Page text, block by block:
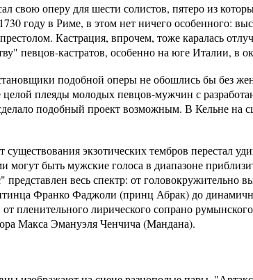
свою оперу для шести солистов, пятеро из
году в Риме, в этом нет ничего особенного:
Кастрация, впрочем, тоже каралась
певцов-кастратов, особенно на юге Италии, в
подобной оперы не обошлись бы без
целой плеяды молодых певцов-мужчин с
подобный проект возможным. В Кельне на
существования экзотических тембров перестал
могут быть мужские голоса в диапазоне
представлен весь спектр: от головокружительно
Франко Фаджоли (принц Абрак) до
пленительного лирического сопрано
Макса Эмануэля Ченчича (Мандана).